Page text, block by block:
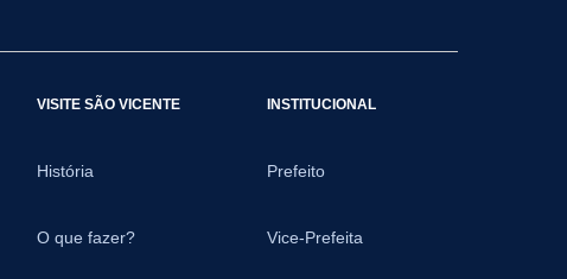
VISITE SÃO VICENTE
História
O que fazer?
INSTITUCIONAL
Prefeito
Vice-Prefeita